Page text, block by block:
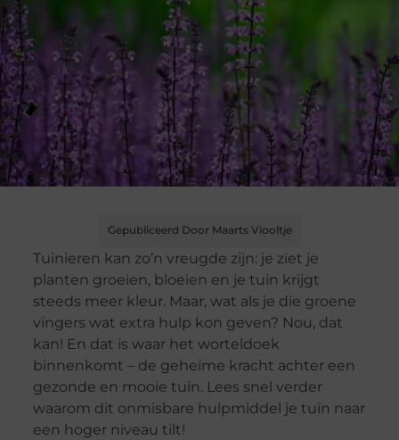
Gepubliceerd Door Maarts Viooltje
Tuinieren kan zo’n vreugde zijn: je ziet je
planten groeien, bloeien en je tuin krijgt
steeds meer kleur. Maar, wat als je die groene
vingers wat extra hulp kon geven? Nou, dat
kan! En dat is waar het worteldoek
binnenkomt – de geheime kracht achter een
gezonde en mooie tuin. Lees snel verder
waarom dit onmisbare hulpmiddel je tuin naar
een hoger niveau tilt!